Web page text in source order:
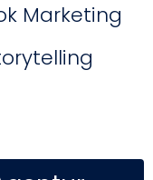
Marketing